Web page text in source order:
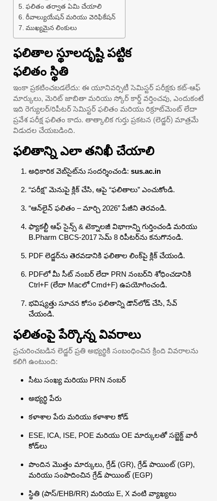
ఫలితం తర్వాత ఏమి చేయాలి
రీవాల్యుయేషన్ మరియు వెరిఫికేషన్
ముఖ్యమైన లింకులు
ఫలితాల స్థూలదృష్టి పట్టిక
ఫలితం స్థితి
ఇంకా ప్రకటించబడలేదు: ఈ యూనివర్సిటీ సెమిస్టర్ పరీక్షకు కట్-ఆఫ్
మార్కులు, మెరిట్ జాబితా మరియు స్కోర్ కార్డ్ వర్తించవు, ఎందుకంటే
ఇది రెగ్యులర్/రిపీటర్ సెమిస్టర్ ఫలితం మరియు రిక్రూట్‌మెంట్ లేదా
ప్రవేశ పరీక్ష ఫలితం కాదు. తాత్కాలిక గుర్తు ప్రకటన (లెడ్జర్) మాత్రమే
విడుదల చేయబడింది.
ఫలితాన్ని ఎలా తనిఖీ చేయాలి
అధికారిక వెబ్‌సైట్‌ను సందర్శించండి: sus.ac.in
“పరీక్ష” మెనుపై క్లిక్ చేసి, ఆపై “ఫలితాలు” ఎంచుకోండి.
“ఆన్‌లైన్ ఫలితం – మార్చి 2026” పేజీని తెరవండి.
ఫ్యాకల్టీ ఆఫ్ సైన్స్ & టెక్నాలజీ విభాగాన్ని గుర్తించండి మరియు
B.Pharm CBCS-2017 సెమ్ 8 రిపీటర్‌ను కనుగొనండి.
PDF లెడ్జర్‌ను తెరవడానికి ఫలితాల లింక్‌పై క్లిక్ చేయండి.
PDFలో మీ సీట్ నంబర్ లేదా PRN నంబర్‌ని శోధించడానికి
Ctrl+F (లేదా Macలో Cmd+F) ఉపయోగించండి.
భవిష్యత్తు సూచన కోసం ఫలితాన్ని డౌన్‌లోడ్ చేసి, సేవ్
చేయండి.
ఫలితంపై పేర్కొన్న వివరాలు
ప్రచురించబడిన లెడ్జర్ ప్రతి అభ్యర్థికి సంబంధించిన క్రింది వివరాలను
కలిగి ఉంటుంది:
సీటు సంఖ్య మరియు PRN నంబర్
అభ్యర్థి పేరు
కళాశాల పేరు మరియు కళాశాల కోడ్
ESE, ICA, ISE, POE మరియు OE మార్కులతో సబ్జెక్ట్ వారీ
కోడ్‌లు
పొందిన మొత్తం మార్కులు, గ్రేడ్ (GR), గ్రేడ్ పాయింట్ (GP),
మరియు సంపాదించిన గ్రేడ్ పాయింట్ (EGP)
స్థితి (పాస్/EHB/RR) మరియు E, X వంటి వ్యాఖ్యలు